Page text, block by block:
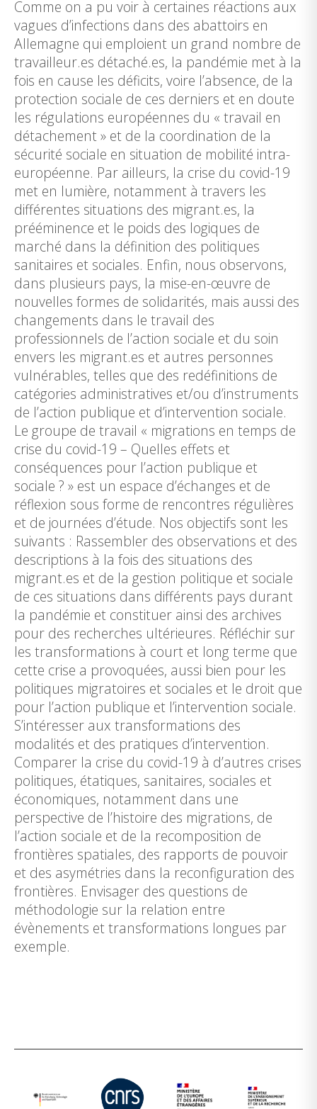
Comme on a pu voir à certaines réactions aux
vagues d’infections dans des abattoirs en
Allemagne qui emploient un grand nombre de
travailleur.es détaché.es, la pandémie met à la
fois en cause les déficits, voire l’absence, de la
protection sociale de ces derniers et en doute
les régulations européennes du « travail en
détachement » et de la coordination de la
sécurité sociale en situation de mobilité intra-
européenne. Par ailleurs, la crise du covid-19
met en lumière, notamment à travers les
différentes situations des migrant.es, la
prééminence et le poids des logiques de
marché dans la définition des politiques
sanitaires et sociales. Enfin, nous observons,
dans plusieurs pays, la mise-en-œuvre de
nouvelles formes de solidarités, mais aussi des
changements dans le travail des
professionnels de l’action sociale et du soin
envers les migrant.es et autres personnes
vulnérables, telles que des redéfinitions de
catégories administratives et/ou d’instruments
de l’action publique et d’intervention sociale.
Le groupe de travail « migrations en temps de
crise du covid-19 – Quelles effets et
conséquences pour l’action publique et
sociale ? » est un espace d’échanges et de
réflexion sous forme de rencontres régulières
et de journées d’étude. Nos objectifs sont les
suivants : Rassembler des observations et des
descriptions à la fois des situations des
migrant.es et de la gestion politique et sociale
de ces situations dans différents pays durant
la pandémie et constituer ainsi des archives
pour des recherches ultérieures. Réfléchir sur
les transformations à court et long terme que
cette crise a provoquées, aussi bien pour les
politiques migratoires et sociales et le droit que
pour l’action publique et l’intervention sociale.
S’intéresser aux transformations des
modalités et des pratiques d’intervention.
Comparer la crise du covid-19 à d’autres crises
politiques, étatiques, sanitaires, sociales et
économiques, notamment dans une
perspective de l’histoire des migrations, de
l’action sociale et de la recomposition de
frontières spatiales, des rapports de pouvoir
et des asymétries dans la reconfiguration des
frontières. Envisager des questions de
méthodologie sur la relation entre
évènements et transformations longues par
exemple.